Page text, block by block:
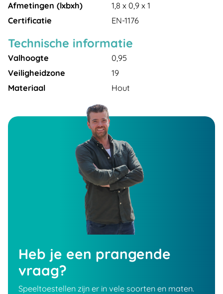
Afmetingen (lxbxh)
1,8 x 0,9 x 1
Certificatie
EN-1176
Technische informatie
Valhoogte
0,95
Veiligheidzone
19
Materiaal
Hout
Heb je een prangende
vraag?
Speeltoestellen zijn er in vele soorten en maten.